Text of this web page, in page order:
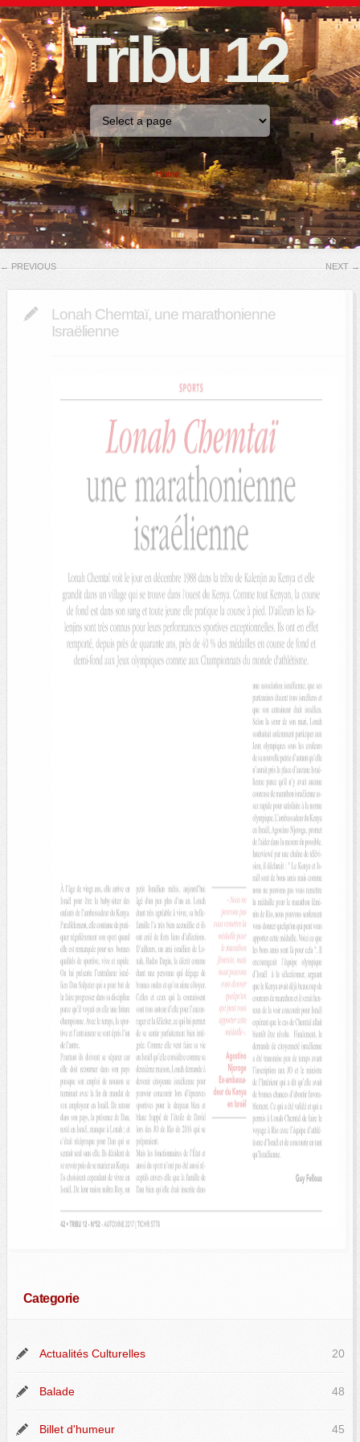
Tribu 12
Home
← PREVIOUS NEXT →
Lonah Chemtaï, une marathonienne
Israëlienne
Categorie
Actualités Culturelles 20
Balade 48
Billet d'humeur 45